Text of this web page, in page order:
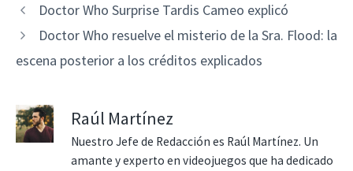
Doctor Who Surprise Tardis Cameo explicó
Doctor Who resuelve el misterio de la Sra. Flood: la
escena posterior a los créditos explicados
Raúl Martínez
Nuestro Jefe de Redacción es Raúl Martínez. Un
amante y experto en videojuegos que ha dedicado